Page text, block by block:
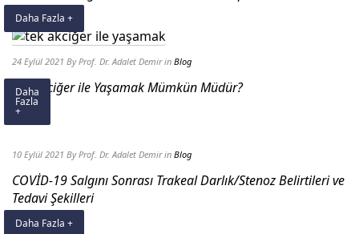
Daha Fazla +
24 Eylül 2021 By Prof. Dr. Adalet Demir in Blog
Tek Akciğer ile Yaşamak Mümkün Müdür?
Daha
Fazla
+
10 Eylül 2021 By Prof. Dr. Adalet Demir in Blog
COVİD-19 Salgını Sonrası Trakeal Darlık/Stenoz Belirtileri ve
Tedavi Şekilleri
Daha Fazla +